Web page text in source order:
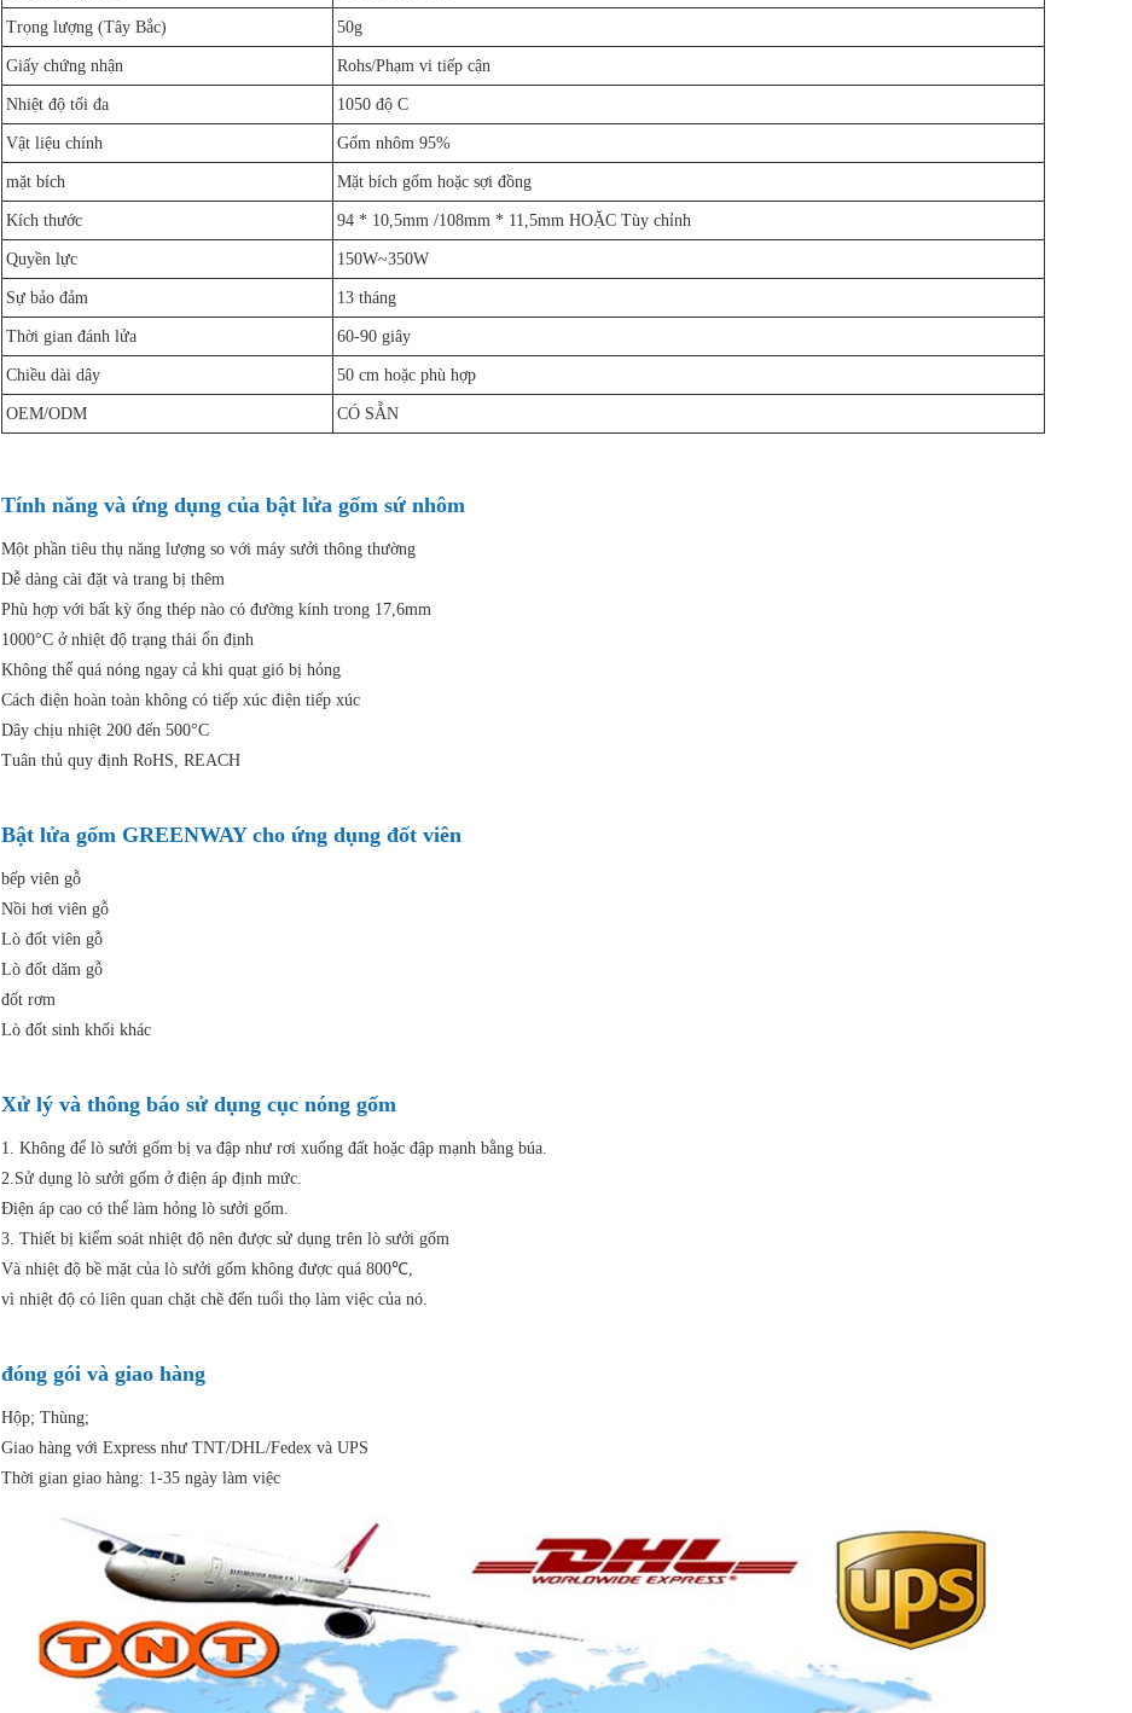
Trọng lượng (Tây Bắc) 50g
Giấy chứng nhận Rohs/Phạm vi tiếp cận
Nhiệt độ tối đa 1050 độ C
Vật liệu chính Gốm nhôm 95%
mặt bích Mặt bích gốm hoặc sợi đồng
Kích thước 94 * 10,5mm /108mm * 11,5mm HOẶC Tùy chỉnh
Quyền lực 150W~350W
Sự bảo đảm 13 tháng
Thời gian đánh lửa 60-90 giây
Chiều dài dây 50 cm hoặc phù hợp
OEM/ODM CÓ SẴN
Tính năng và ứng dụng của bật lửa gốm sứ nhôm
Một phần tiêu thụ năng lượng so với máy sưởi thông thường
Dễ dàng cài đặt và trang bị thêm
Phù hợp với bất kỳ ống thép nào có đường kính trong 17,6mm
1000°C ở nhiệt độ trạng thái ổn định
Không thể quá nóng ngay cả khi quạt gió bị hỏng
Cách điện hoàn toàn không có tiếp xúc điện tiếp xúc
Dây chịu nhiệt 200 đến 500°C
Tuân thủ quy định RoHS, REACH
Bật lửa gốm GREENWAY cho ứng dụng đốt viên
bếp viên gỗ
Nồi hơi viên gỗ
Lò đốt viên gỗ
Lò đốt dăm gỗ
đốt rơm
Lò đốt sinh khối khác
Xử lý và thông báo sử dụng cục nóng gốm
1. Không để lò sưởi gốm bị va đập như rơi xuống đất hoặc đập mạnh bằng búa.
2.Sử dụng lò sưởi gốm ở điện áp định mức.
Điện áp cao có thể làm hỏng lò sưởi gốm.
3. Thiết bị kiểm soát nhiệt độ nên được sử dụng trên lò sưởi gốm
Và nhiệt độ bề mặt của lò sưởi gốm không được quá 800℃,
vì nhiệt độ có liên quan chặt chẽ đến tuổi thọ làm việc của nó.
đóng gói và giao hàng
Hộp; Thùng;
Giao hàng với Express như TNT/DHL/Fedex và UPS
Thời gian giao hàng: 1-35 ngày làm việc